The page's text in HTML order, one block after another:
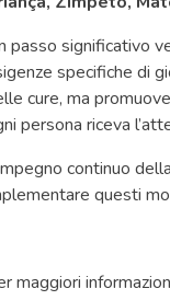
passo significativo
specifiche di
cure, ma
persona riceva
continuo
questi
maggiori